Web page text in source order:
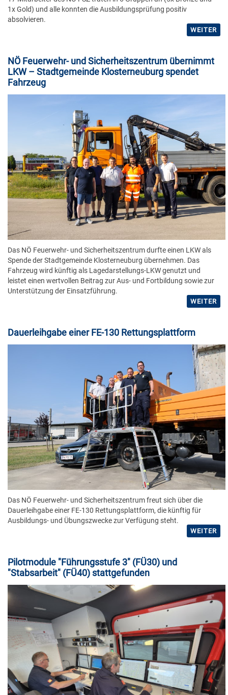
2014
Küche
Stützpunkt
1x Gold) und alle konnten die Ausbildungsprüfung positiv
absolvieren.
WEITER
NÖ Feuerwehr- und Sicherheitszentrum übernimmt
LKW – Stadtgemeinde Klosterneuburg spendet
Fahrzeug
Das NÖ Feuerwehr- und Sicherheitszentrum durfte einen LKW als
Spende der Stadtgemeinde Klosterneuburg übernehmen. Das
Fahrzeug wird künftig als Lagedarstellungs-LKW genutzt und
leistet einen wertvollen Beitrag zur Aus- und Fortbildung sowie zur
Unterstützung der Einsatzführung.
WEITER
Dauerleihgabe einer FE-130 Rettungsplattform
Das NÖ Feuerwehr- und Sicherheitszentrum freut sich über die
Dauerleihgabe einer FE-130 Rettungsplattform, die künftig für
Ausbildungs- und Übungszwecke zur Verfügung steht.
WEITER
Pilotmodule "Führungsstufe 3" (FÜ30) und
"Stabsarbeit" (FÜ40) stattgefunden